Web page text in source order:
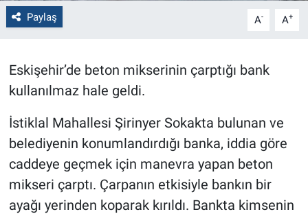
Paylaş A- A+
Eskişehir’de beton mikserinin çarptığı bank
kullanılmaz hale geldi.
İstiklal Mahallesi Şirinyer Sokakta bulunan ve
belediyenin konumlandırdığı banka, iddia göre
caddeye geçmek için manevra yapan beton
mikseri çarptı. Çarpanın etkisiyle bankın bir
ayağı yerinden koparak kırıldı. Bankta kimsenin
Genel
Yerel
Bilim ve Teknoloji